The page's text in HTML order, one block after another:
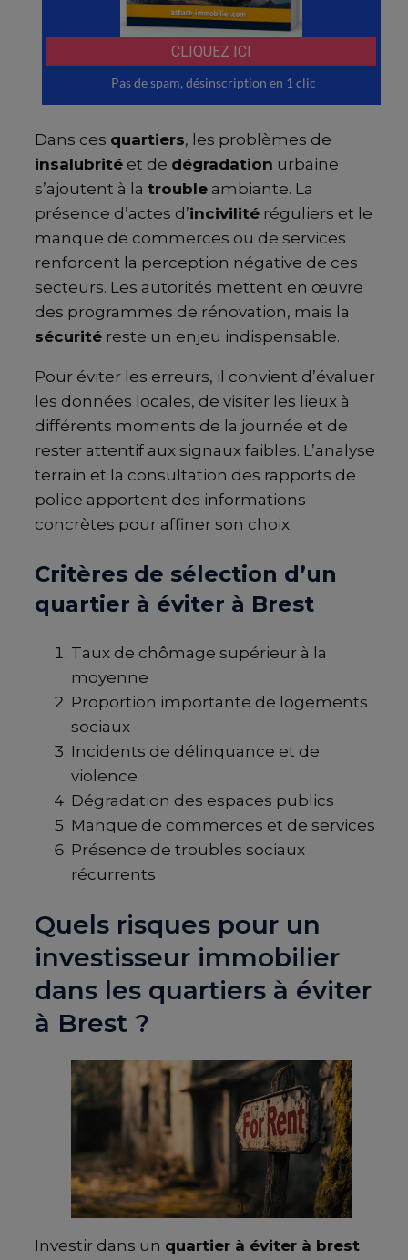
Dans ces quartiers, les problèmes de
insalubrité et de dégradation urbaine
s’ajoutent à la trouble ambiante. La
présence d’actes d’incivilité réguliers et le
manque de commerces ou de services
renforcent la perception négative de ces
secteurs. Les autorités mettent en œuvre
des programmes de rénovation, mais la
sécurité reste un enjeu indispensable.
Pour éviter les erreurs, il convient d’évaluer
les données locales, de visiter les lieux à
différents moments de la journée et de
rester attentif aux signaux faibles. L’analyse
terrain et la consultation des rapports de
police apportent des informations
concrètes pour affiner son choix.
Critères de sélection d’un
quartier à éviter à Brest
Taux de chômage supérieur à la
moyenne
Proportion importante de logements
sociaux
Incidents de délinquance et de
violence
Dégradation des espaces publics
Manque de commerces et de services
Présence de troubles sociaux
récurrents
Quels risques pour un
investisseur immobilier
dans les quartiers à éviter
à Brest ?
Investir dans un quartier à éviter à brest